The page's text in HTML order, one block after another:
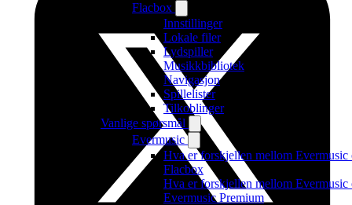
Flacbox
Innstillinger
Lokale filer
Lydspiller
Musikkbibliotek
Navigasjon
Spillelister
Tilkoblinger
Vanlige spørsmål
Evermusic
Hva er forskjellen mellom Evermusic
Flacbox
Hva er forskjellen mellom Evermusic
Evermusic Premium